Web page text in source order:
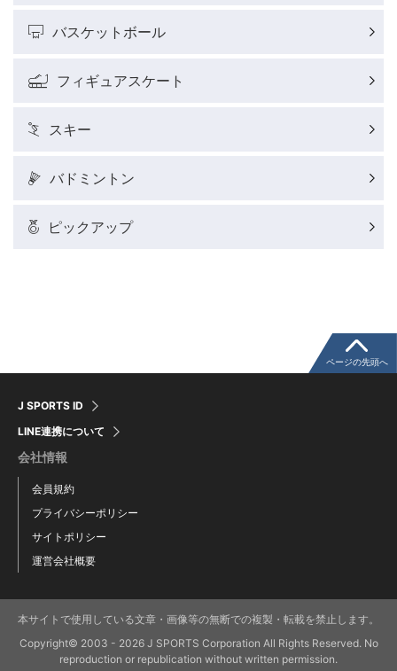
F1コラム
ハンドボールコラム
バスケットボール
フィギュアスケート
スキー
バドミントン
ピックアップ
J SPORTS ID
LINE連携について
会社情報
会員規約
プライバシーポリシー
サイトポリシー
運営会社概要
ページの先頭へ
本サイトで使用している文章・画像等の無断での複製・転載を禁止します。
Copyright© 2003 - 2026 J SPORTS Corporation All Rights Reserved. No
reproduction or republication without written permission.